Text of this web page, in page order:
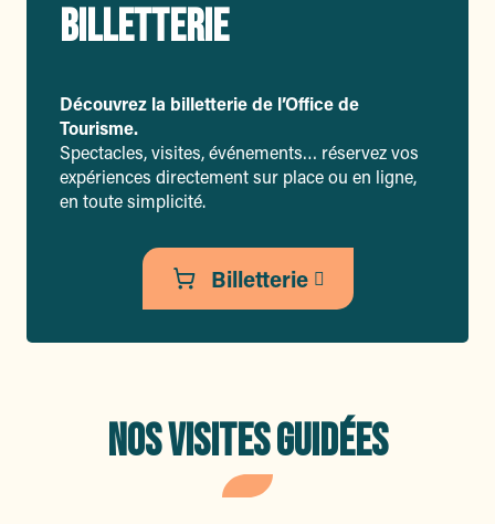
BILLETTERIE
Découvrez la billetterie de l’Office de
Tourisme.
Spectacles, visites, événements… réservez vos
expériences directement sur place ou en ligne,
en toute simplicité.
Billetterie
NOS VISITES GUIDÉES